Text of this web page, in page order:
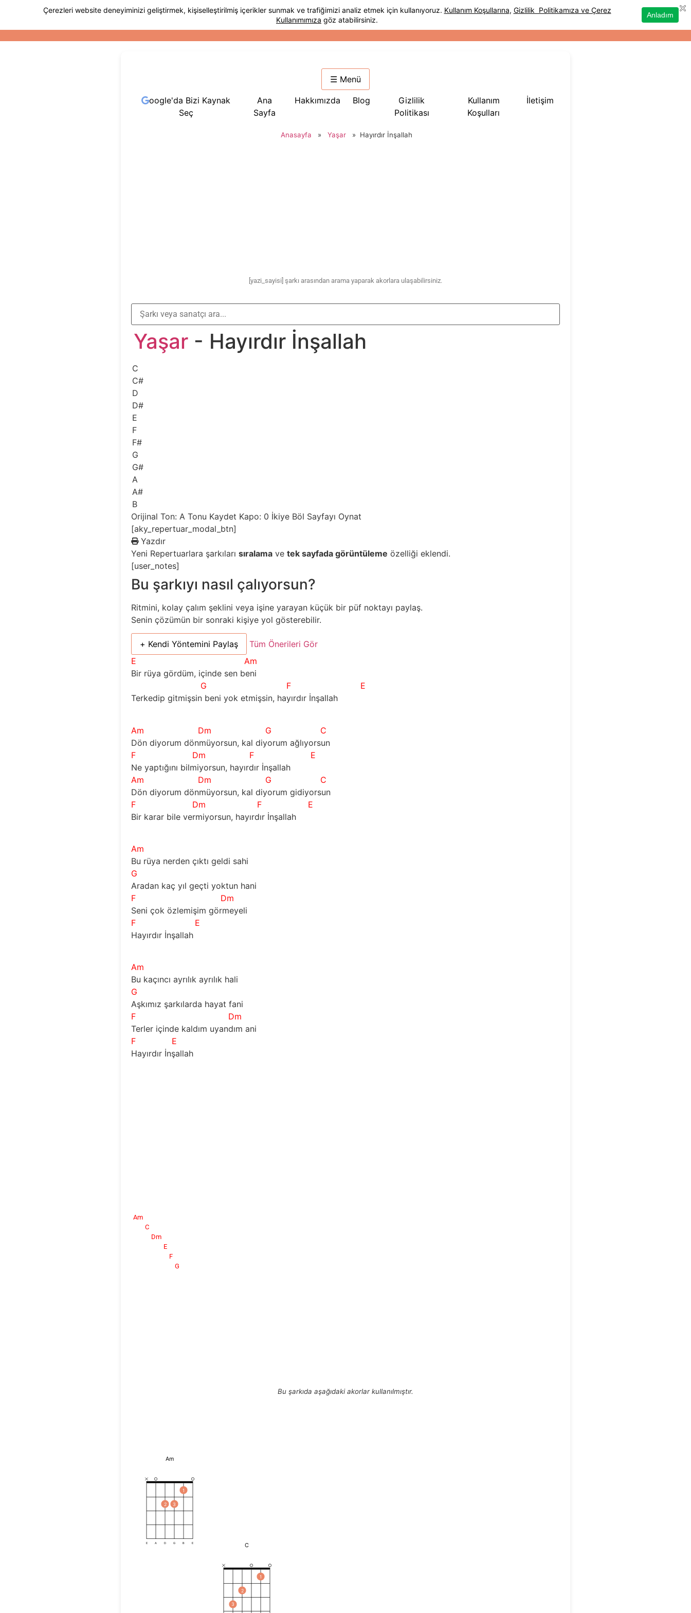
☰ Menü
oogle'da Bizi Kaynak
Seç
Ana
Sayfa
Hakkımızda Blog
Gizlilik
Politikası
Kullanım
Koşulları
İletişim
Anasayfa » Yaşar » Hayırdır İnşallah
[yazi_sayisi] şarkı arasından arama yaparak akorlara ulaşabilirsiniz.
Yaşar - Hayırdır İnşallah
C
C#
D
D#
E
F
F#
G
G#
A
A#
B
Orijinal Ton: ATonu Kaydet Kapo: 0 İkiye Böl Sayfayı Oynat
[aky_repertuar_modal_btn]
Yazdır
Yeni Repertuarlara şarkılarısıralama vetek sayfada görüntüleme özelliği eklendi.
[user_notes]
Bu şarkıyı nasıl çalıyorsun?
Ritmini, kolay çalım şeklini veya işine yarayan küçük bir püf noktayı paylaş.
Senin çözümün bir sonraki kişiye yol gösterebilir.
+ Kendi Yöntemini Paylaş
Tüm Önerileri Gör
E
Am
Bir rüya gördüm, içinde sen beni
G
F
E
Terkedip gitmişsin beni yok etmişsin, hayırdır İnşallah
Am Dm G
C
Dön diyorum dönmüyorsun, kal diyorum ağlıyorsun
F
Dm F
E
Ne yaptığını bilmiyorsun, hayırdır İnşallah
Am
Dm G
C
Dön diyorum dönmüyorsun, kal diyorum gidiyorsun
F
Dm F
E
Bir karar bile vermiyorsun, hayırdır İnşallah
Am
Bu rüya nerden çıktı geldi sahi
G
Aradan kaç yıl geçti yoktun hani
F
Dm
Seni çok özlemişim görmeyeli
F
E
Hayırdır İnşallah
Am
Bu kaçıncı ayrılık ayrılık hali
G
Aşkımız şarkılarda hayat fani
F
Dm
Terler içinde kaldım uyandım ani
F
E
Hayırdır İnşallah
Am
C
Dm
E
F
G
Bu şarkıda aşağıdaki akorlar kullanılmıştır.
Am
2 3
1
E A D G B E C
3
2
1